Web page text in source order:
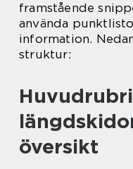
framstående
använda
information.
struktur:
översikt